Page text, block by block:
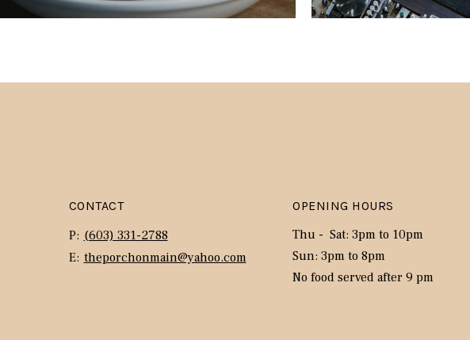
CONTACT
P: (603) 331-2788
E: theporchonmain@yahoo.com
OPENING HOURS
Thu - Sat: 3pm to 10pm
Sun: 3pm to 8pm
No food served after 9 pm